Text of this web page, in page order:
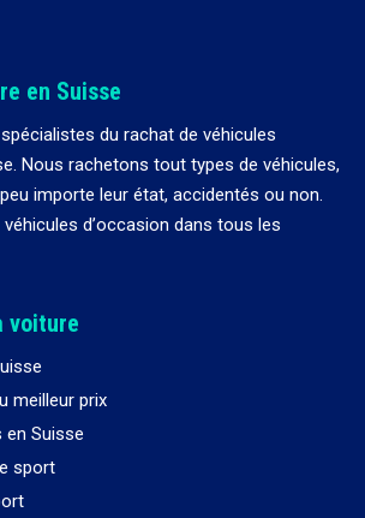
en Suisse
du rachat de véhicules
Nous rachetons tout types de véhicules,
importe leur état, accidentés ou non.
d’occasion dans tous les
voiture
meilleur prix
en Suisse
sport